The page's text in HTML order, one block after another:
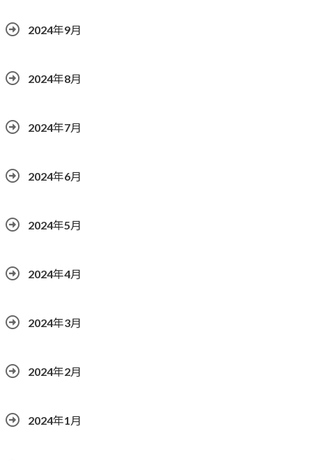
2024年9月
2024年8月
2024年7月
2024年6月
2024年5月
2024年4月
2024年3月
2024年2月
2024年1月